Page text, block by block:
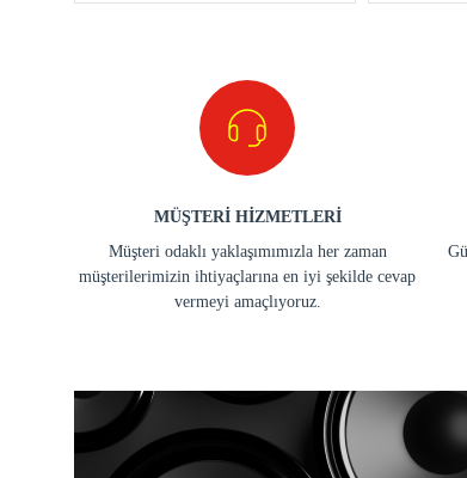
MÜŞTERİ HİZMETLERİ
Müşteri odaklı yaklaşımımızla her zaman
müşterilerimizin ihtiyaçlarına en iyi şekilde cevap
vermeyi amaçlıyoruz.